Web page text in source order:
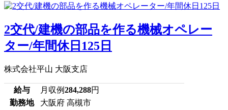
2交代/建機の部品を作る機械オペレー
ター/年間休日125日
株式会社平山 大阪支店
給与 月収例284,288円
勤務地
大阪府 高槻市